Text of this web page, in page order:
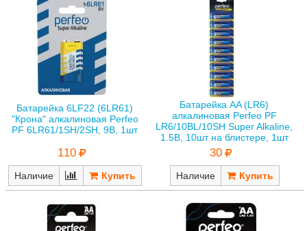
Батарейка 6LF22 (6LR61)
"Крона" алкалиновая Perfeo
PF 6LR61/1SH/2SH, 9В, 1шт
110
Наличие
Батарейка AA (LR6)
алкалиновая Perfeo PF
LR6/10BL/10SH Super Alkaline,
1.5В, 10шт на блистере, 1шт
30
Наличие